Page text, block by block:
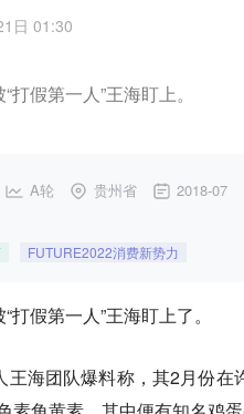
日 01:30
打假第一人”王海盯上。
A轮 贵州省 2018-07
FUTURE2022消费新势力
打假第一人”王海盯上了。
王海团队爆料称，其2月份